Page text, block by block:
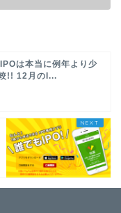
は本当に例年より少
!! 12月のI...